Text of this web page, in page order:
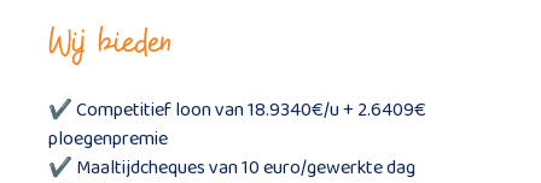
Wij bieden
✔ Competitief loon van 18.9340€/u + 2.6409€
ploegenpremie
✔ Maaltijdcheques van 10 euro/gewerkte dag